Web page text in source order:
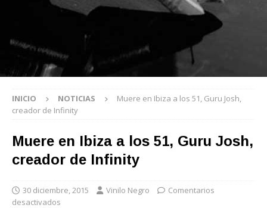
INICIO NOTICIAS
Muere en Ibiza a los 51, Guru Josh,
creador de Infinity
Muere en Ibiza a los 51, Guru Josh,
creador de Infinity
30 diciembre, 2015 Vinilo Negro
Comentarios
desactivados